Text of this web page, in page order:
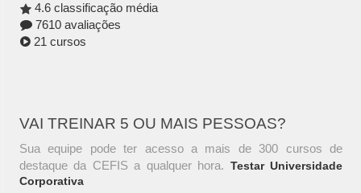
4.6 classificação média
7610 avaliações
21 cursos
VAI TREINAR 5 OU MAIS PESSOAS?
Sua equipe pode ter acesso a mais de 300 cursos de
destaque da CEFIS a qualquer hora. Testar Universidade
Corporativa